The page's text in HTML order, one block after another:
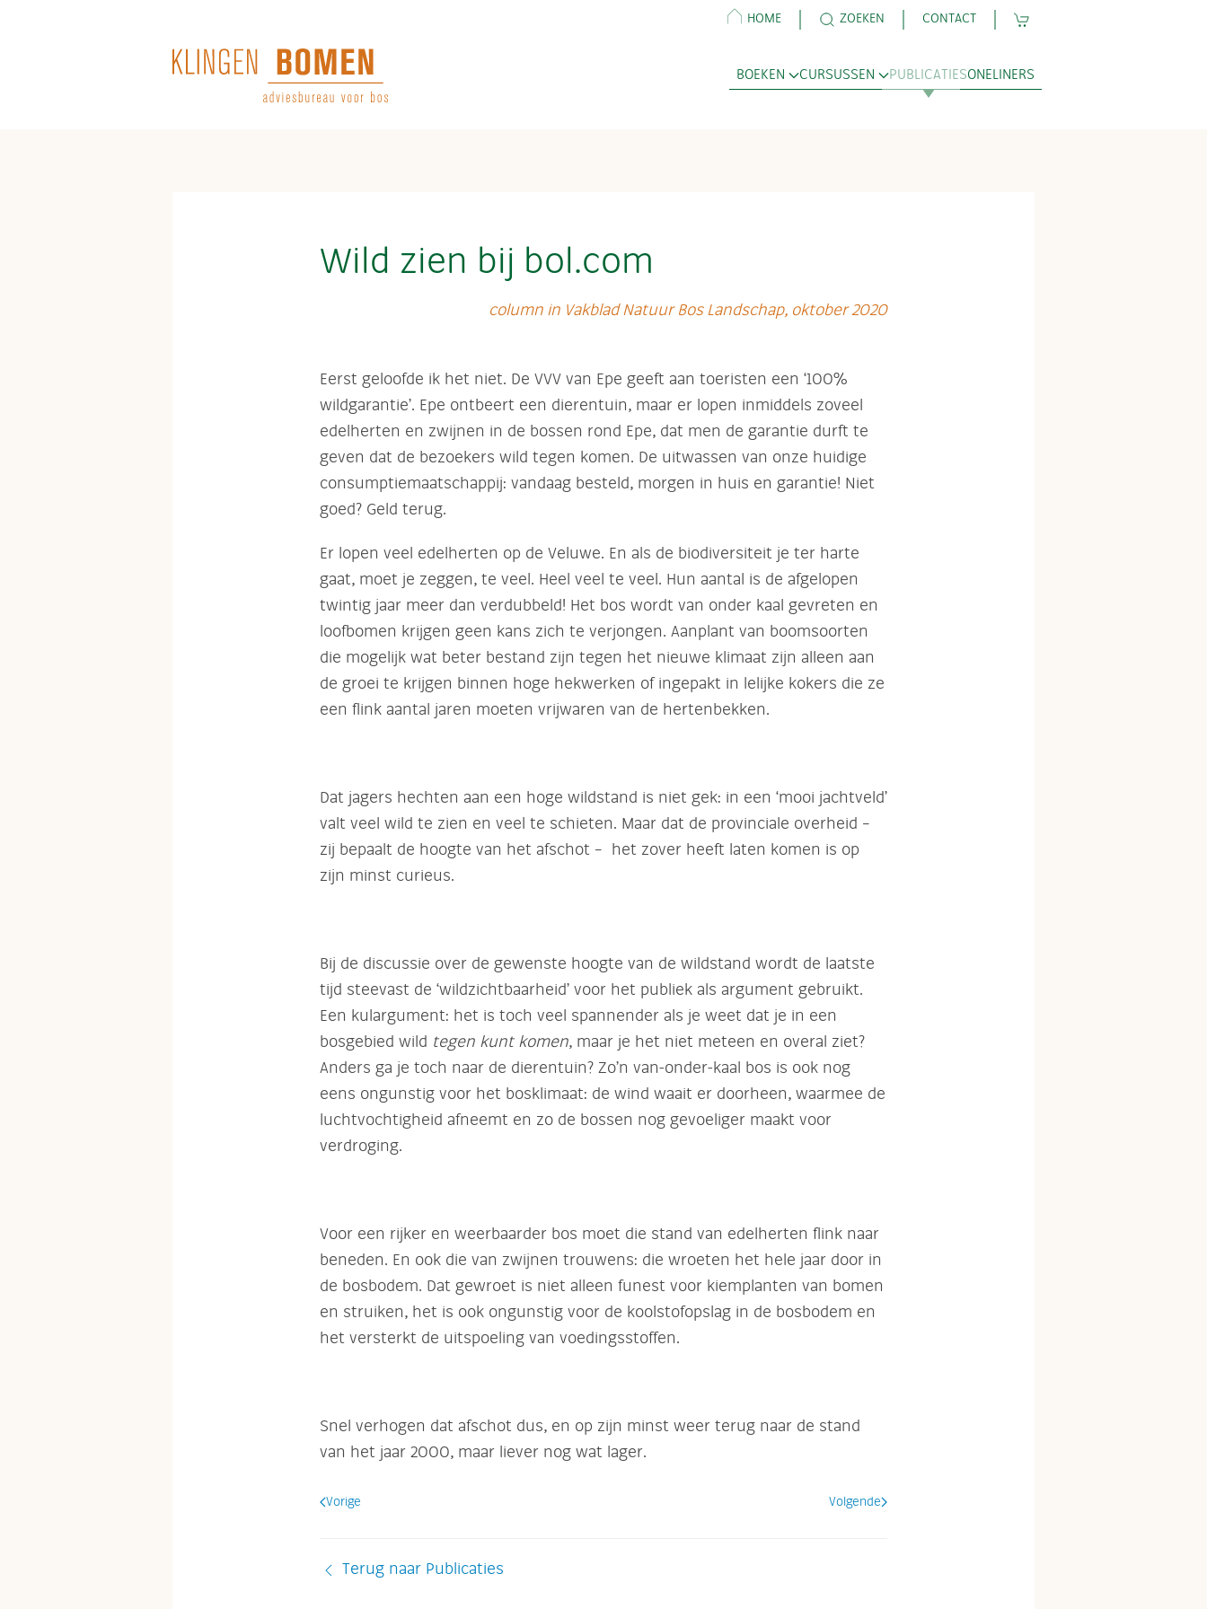
Terug naar hoofdinhoud
HOME ZOEKEN CONTACT
BOEKEN CURSUSSEN PUBLICATIESONELINERS
Wild zien bij bol.com
column in Vakblad Natuur Bos Landschap, oktober 2020
Eerst geloofde ik het niet. De VVV van Epe geeft aan toeristen een ‘100%
wildgarantie’. Epe ontbeert een dierentuin, maar er lopen inmiddels zoveel
edelherten en zwijnen in de bossen rond Epe, dat men de garantie durft te
geven dat de bezoekers wild tegen komen. De uitwassen van onze huidige
consumptiemaatschappij: vandaag besteld, morgen in huis en garantie! Niet
goed? Geld terug.
Er lopen veel edelherten op de Veluwe. En als de biodiversiteit je ter harte
gaat, moet je zeggen, te veel. Heel veel te veel. Hun aantal is de afgelopen
twintig jaar meer dan verdubbeld! Het bos wordt van onder kaal gevreten en
loofbomen krijgen geen kans zich te verjongen. Aanplant van boomsoorten
die mogelijk wat beter bestand zijn tegen het nieuwe klimaat zijn alleen aan
de groei te krijgen binnen hoge hekwerken of ingepakt in lelijke kokers die ze
een flink aantal jaren moeten vrijwaren van de hertenbekken.
Dat jagers hechten aan een hoge wildstand is niet gek: in een ‘mooi jachtveld’
valt veel wild te zien en veel te schieten. Maar dat de provinciale overheid –
zij bepaalt de hoogte van het afschot – het zover heeft laten komen is op
zijn minst curieus.
Bij de discussie over de gewenste hoogte van de wildstand wordt de laatste
tijd steevast de ‘wildzichtbaarheid’ voor het publiek als argument gebruikt.
Een kulargument: het is toch veel spannender als je weet dat je in een
bosgebied wild tegen kunt komen, maar je het niet meteen en overal ziet?
Anders ga je toch naar de dierentuin? Zo’n van-onder-kaal bos is ook nog
eens ongunstig voor het bosklimaat: de wind waait er doorheen, waarmee de
luchtvochtigheid afneemt en zo de bossen nog gevoeliger maakt voor
verdroging.
Voor een rijker en weerbaarder bos moet die stand van edelherten flink naar
beneden. En ook die van zwijnen trouwens: die wroeten het hele jaar door in
de bosbodem. Dat gewroet is niet alleen funest voor kiemplanten van bomen
en struiken, het is ook ongunstig voor de koolstofopslag in de bosbodem en
het versterkt de uitspoeling van voedingsstoffen.
Snel verhogen dat afschot dus, en op zijn minst weer terug naar de stand
van het jaar 2000, maar liever nog wat lager.
Vorige Volgende
Terug naar Publicaties